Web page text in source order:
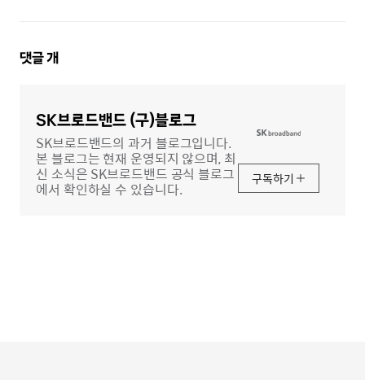
댓
댓글개
SK브로드밴드 (구)블로그
SK브로드밴드의 과거 블로그입니다.
본 블로그는 현재 운영되지 않으며, 최
신 소식은 SK브로드밴드 공식 블로그
에서 확인하실 수 있습니다.
구독하기